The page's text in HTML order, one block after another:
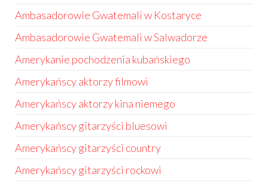
Ambasadorowie Gwatemali w Kostaryce
Ambasadorowie Gwatemali w Salwadorze
Amerykanie pochodzenia kubańskiego
Amerykańscy aktorzy filmowi
Amerykańscy aktorzy kina niemego
Amerykańscy gitarzyści bluesowi
Amerykańscy gitarzyści country
Amerykańscy gitarzyści rockowi